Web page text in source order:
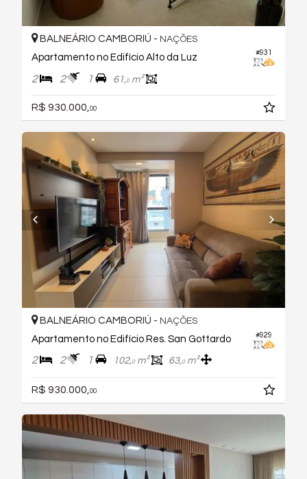
#931
BALNEÁRIO CAMBORIÚ - NAÇÕES
Apartamento no Edifício Alto da Luz
2 2 1 61,0m²
R$ 930.000, 00
#929
BALNEÁRIO CAMBORIÚ - NAÇÕES
Apartamento no Edifício Res. San Gottardo
2 2 1 102,0m² 63,0m²
R$ 930.000,00